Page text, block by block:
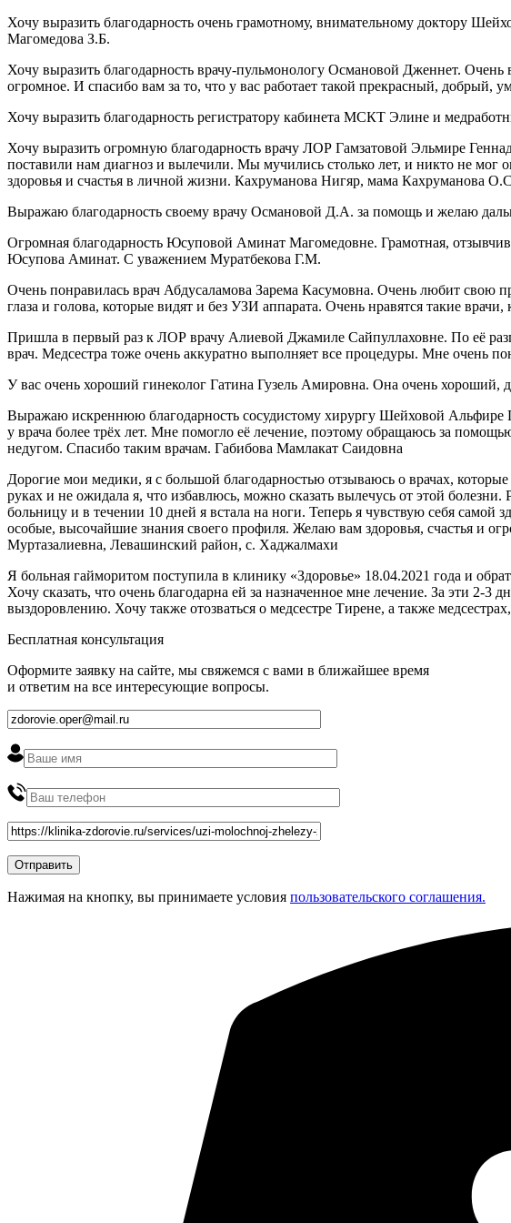
Хочу выразить благодарность очень грамотному, внимательному доктору
Магомедова З.Б.
Хочу выразить благодарность врачу-пульмонологу Османовой Дженнет.
огромное. И спасибо вам за то, что у вас работает такой прекрасный, добрый,
Хочу выразить благодарность регистратору кабинета МСКТ Элине и
Хочу выразить огромную благодарность врачу ЛОР Гамзатовой Эльмире
поставили нам диагноз и вылечили. Мы мучились столько лет, и никто не мог
здоровья и счастья в личной жизни. Кахруманова Нигяр, мама Кахруманова
Выражаю благодарность своему врачу Османовой Д.А. за помощь и желаю
Огромная благодарность Юсуповой Аминат Магомедовне. Грамотная,
Юсупова Аминат. С уважением Муратбекова Г.М.
Очень понравилась врач Абдусаламова Зарема Касумовна. Очень любит
глаза и голова, которые видят и без УЗИ аппарата. Очень нравятся такие
Пришла в первый раз к ЛОР врачу Алиевой Джамиле Сайпуллаховне. По её
врач. Медсестра тоже очень аккуратно выполняет все процедуры. Мне очень
У вас очень хороший гинеколог Гатина Гузель Амировна. Она очень хороший,
Выражаю искреннюю благодарность сосудистому хирургу Шейховой
у врача более трёх лет. Мне помогло её лечение, поэтому обращаюсь за
недугом. Спасибо таким врачам. Габибова Мамлакат Саидовна
Дорогие мои медики, я с большой благодарностью отзываюсь о врачах,
руках и не ожидала я, что избавлюсь, можно сказать вылечусь от этой
больницу и в течении 10 дней я встала на ноги. Теперь я чувствую себя самой
особые, высочайшие знания своего профиля. Желаю вам здоровья, счастья и
Муртазалиевна, Левашинский район, с. Хаджалмахи
Я больная гайморитом поступила в клинику «Здоровье» 18.04.2021 года и
Хочу сказать, что очень благодарна ей за назначенное мне лечение. За эти
выздоровлению. Хочу также отозваться о медсестре Тирене, а также
Бесплатная консультация
Оформите заявку на сайте, мы свяжемся с вами в ближайшее время
и ответим на все интересующие вопросы.
Нажимая на кнопку, вы принимаете условия пользовательского соглашения.